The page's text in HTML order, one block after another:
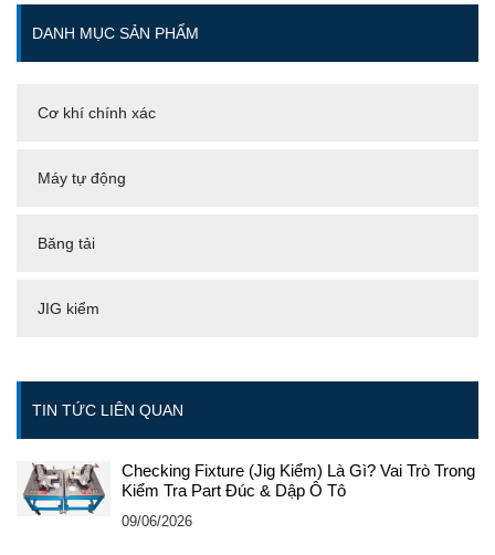
DANH MỤC SẢN PHẨM
Cơ khí chính xác
Máy tự động
Băng tải
JIG kiểm
TIN TỨC LIÊN QUAN
Checking Fixture (Jig Kiểm) Là Gì? Vai Trò Trong
Kiểm Tra Part Đúc & Dập Ô Tô
09/06/2026